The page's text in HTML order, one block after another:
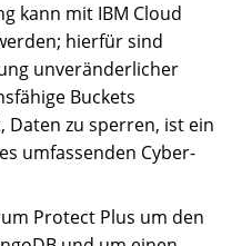
kann mit IBM Cloud
hierfür sind
unveränderlicher
Buckets
Daten zu sperren, ist ein
umfassenden Cyber-
Protect Plus um den